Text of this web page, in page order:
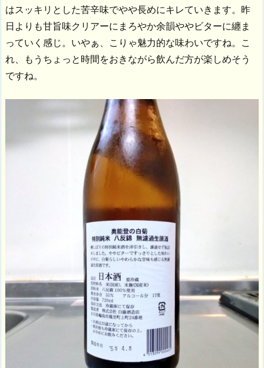
はスッキリとした苦辛味でやや長めにキレていきます。昨
日よりも甘旨味クリアーにまろやか余韻ややビターに纏ま
っていく感じ。いやぁ、こりゃ魅力的な味わいですね。こ
れ、もうちょっと時間をおきながら飲んだ方が楽しめそう
ですね。